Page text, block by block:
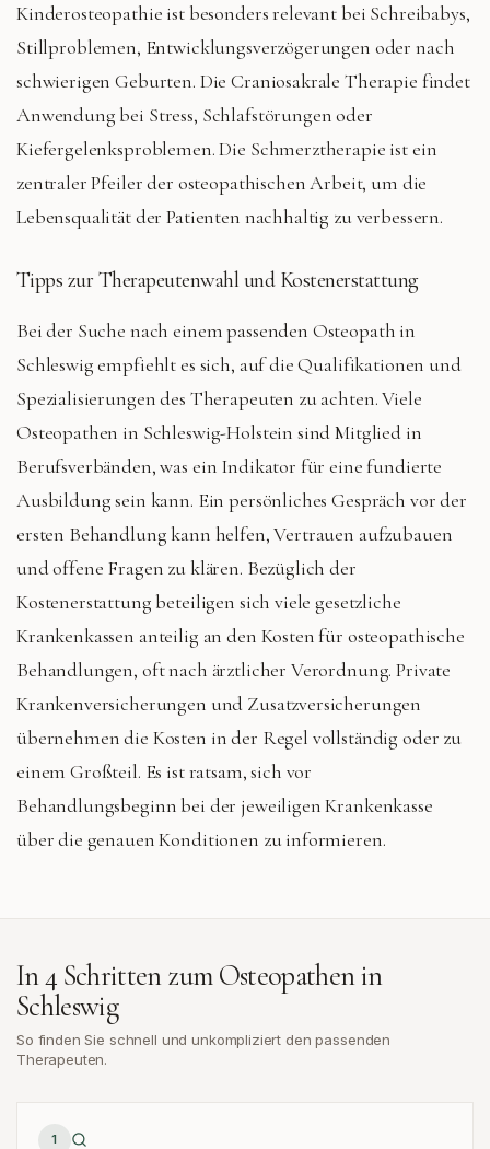
Kinderosteopathie ist besonders relevant bei Schreibabys,
Stillproblemen, Entwicklungsverzögerungen oder nach
schwierigen Geburten. Die Craniosakrale Therapie findet
Anwendung bei Stress, Schlafstörungen oder
Kiefergelenksproblemen. Die Schmerztherapie ist ein
zentraler Pfeiler der osteopathischen Arbeit, um die
Lebensqualität der Patienten nachhaltig zu verbessern.
Tipps zur Therapeutenwahl und Kostenerstattung
Bei der Suche nach einem passenden Osteopath in
Schleswig empfiehlt es sich, auf die Qualifikationen und
Spezialisierungen des Therapeuten zu achten. Viele
Osteopathen in Schleswig-Holstein sind Mitglied in
Berufsverbänden, was ein Indikator für eine fundierte
Ausbildung sein kann. Ein persönliches Gespräch vor der
ersten Behandlung kann helfen, Vertrauen aufzubauen
und offene Fragen zu klären. Bezüglich der
Kostenerstattung beteiligen sich viele gesetzliche
Krankenkassen anteilig an den Kosten für osteopathische
Behandlungen, oft nach ärztlicher Verordnung. Private
Krankenversicherungen und Zusatzversicherungen
übernehmen die Kosten in der Regel vollständig oder zu
einem Großteil. Es ist ratsam, sich vor
Behandlungsbeginn bei der jeweiligen Krankenkasse
über die genauen Konditionen zu informieren.
In 4 Schritten zum Osteopathen in
Schleswig
So finden Sie schnell und unkompliziert den passenden
Therapeuten.
1